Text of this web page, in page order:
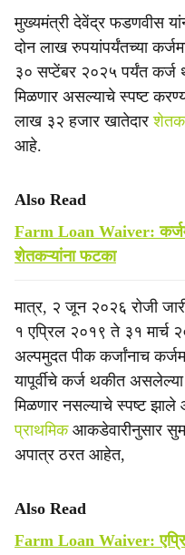
मुख्यमंत्री देवेंद्र फडणवीस
दोन लाख रुपयांपर्यंतच्या
३० सप्टेंबर २०२५ पर्यंत
मिळणार असल्याचे स्पष्ट
लाख ३२ हजार खातेदार
आहे.
Also Read
Farm Loan Waiver:
शेतकऱ्यांना फटका
मात्र, २ जून २०२६ रोजी
१ एप्रिल २०१९ ते ३१ मार्च
अल्पमुदत पीक कर्जांनाच
यापूर्वीचे कर्ज थकीत
मिळणार नसल्याचे स्पष्ट झाले
प्राथमिक आकडेवारीनुसार
अपात्र ठरत आहेत,
Also Read
Farm Loan Waiver: